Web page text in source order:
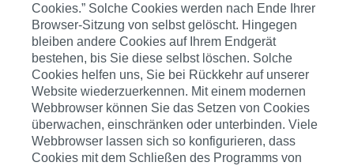
Cookies.” Solche Cookies werden nach Ende Ihrer
Browser-Sitzung von selbst gelöscht. Hingegen
bleiben andere Cookies auf Ihrem Endgerät
bestehen, bis Sie diese selbst löschen. Solche
Cookies helfen uns, Sie bei Rückkehr auf unserer
Website wiederzuerkennen. Mit einem modernen
Webbrowser können Sie das Setzen von Cookies
überwachen, einschränken oder unterbinden. Viele
Webbrowser lassen sich so konfigurieren, dass
Cookies mit dem Schließen des Programms von